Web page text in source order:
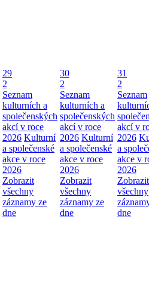
29
2
Seznam
kulturních a
společenských
akcí v roce
2026 Kulturní
a společenské
akce v roce
2026
Zobrazit
všechny
záznamy ze
dne
30
2
Seznam
kulturních a
společenských
akcí v roce
2026 Kulturní
a společenské
akce v roce
2026
Zobrazit
všechny
záznamy ze
dne
31
2
Seznam
akcí v
2026
a
akce v
2026
Zobrazit
všechny
dne